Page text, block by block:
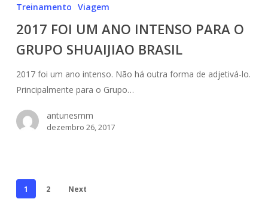
ANO
INTENSO
PARA
GRUPO
SHUAIJIAO
Treinamento Viagem
2017 FOI UM ANO INTENSO PARA O
GRUPO SHUAIJIAO BRASIL
2017 foi um ano intenso. Não há outra forma de adjetivá-lo.
Principalmente para o Grupo…
antunesmm
dezembro 26, 2017
1 2 Next